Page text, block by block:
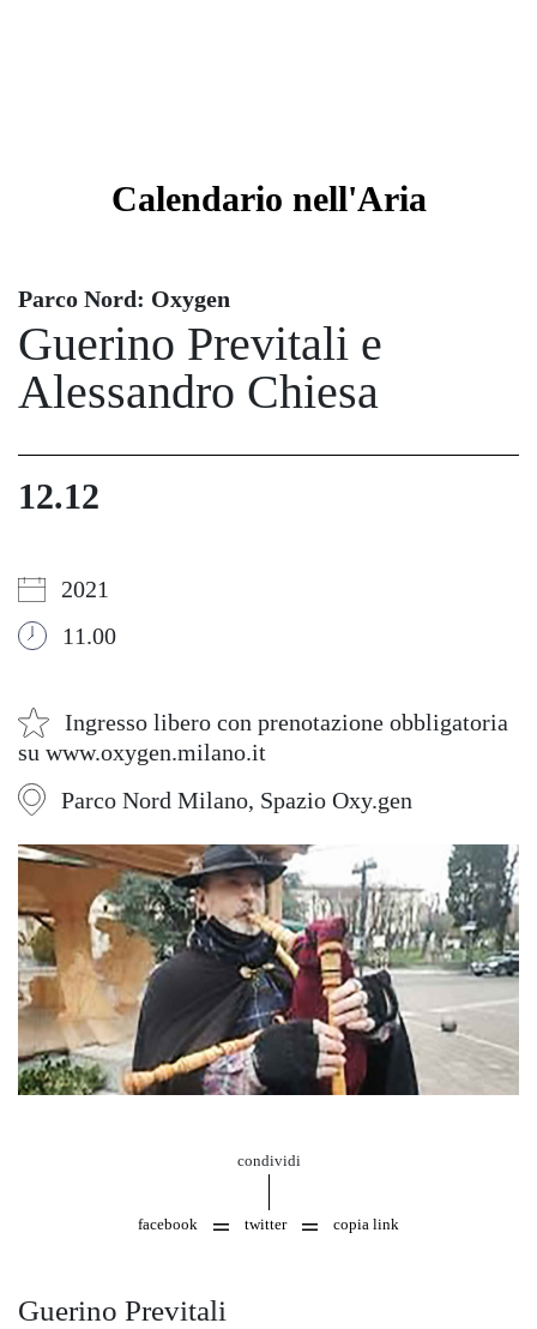
Calendario nell'Aria
Parco Nord: Oxygen
Guerino Previtali e
Alessandro Chiesa
12.12
2021
11.00
Ingresso libero con prenotazione obbligatoria
su www.oxygen.milano.it
Parco Nord Milano, Spazio Oxy.gen
condividi
facebook twitter copia link
Guerino Previtali